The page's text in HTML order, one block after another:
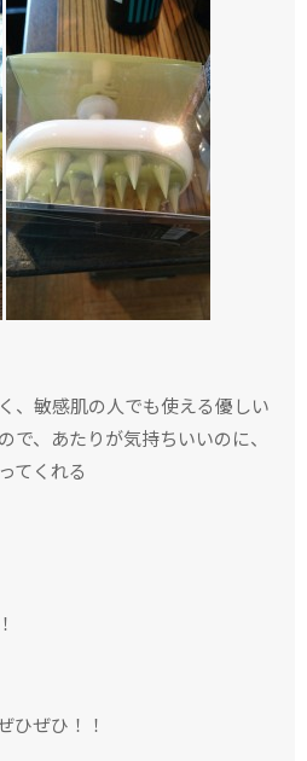
、敏感肌の人でも使える優しい
で、あたりが気持ちいいのに、
てくれる
ひぜひ！！